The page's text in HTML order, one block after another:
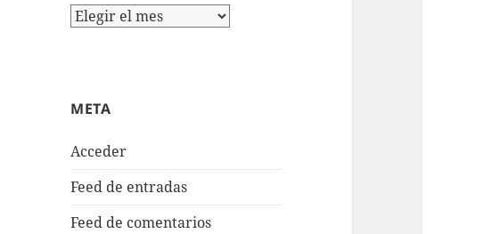
Archivos
META
Acceder
Feed de entradas
Feed de comentarios